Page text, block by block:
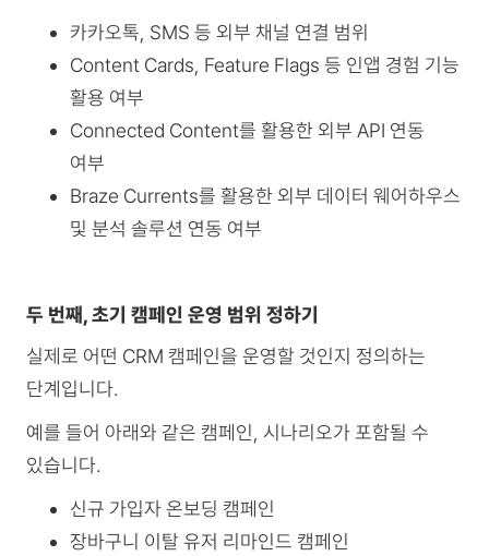
카카오톡, SMS 등 외부 채널 연결 범위
Content Cards, Feature Flags 등 인앱 경험 기능
활용 여부
Connected Content를 활용한 외부 API 연동
여부
Braze Currents를 활용한 외부 데이터 웨어하우스
및 분석 솔루션 연동 여부
두 번째, 초기 캠페인 운영 범위 정하기
실제로 어떤 CRM 캠페인을 운영할 것인지 정의하는
단계입니다.
예를 들어 아래와 같은 캠페인, 시나리오가 포함될 수
있습니다.
신규 가입자 온보딩 캠페인
장바구니 이탈 유저 리마인드 캠페인